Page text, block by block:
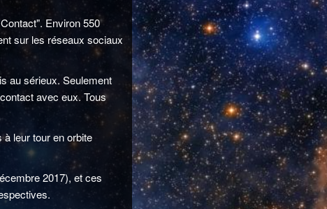
Environ 550
sur les réseaux sociaux
au sérieux. Seulement
avec eux. Tous
leur tour en orbite
2017), et ces